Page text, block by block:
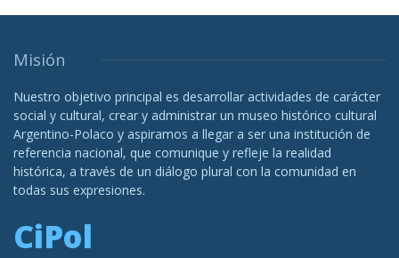
Misión
Nuestro objetivo principal es desarrollar actividades de carácter
social y cultural, crear y administrar un museo histórico cultural
Argentino-Polaco y aspiramos a llegar a ser una institución de
referencia nacional, que comunique y refleje la realidad
histórica, a través de un diálogo plural con la comunidad en
todas sus expresiones.
CiPol